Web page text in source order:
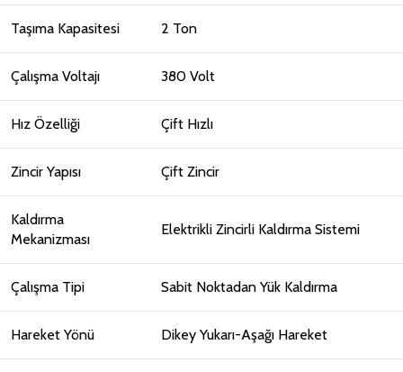
Taşıma Kapasitesi 2 Ton
Çalışma Voltajı 380 Volt
Hız Özelliği Çift Hızlı
Zincir Yapısı Çift Zincir
Kaldırma
Mekanizması
Elektrikli Zincirli Kaldırma Sistemi
Çalışma Tipi Sabit Noktadan Yük Kaldırma
Hareket Yönü Dikey Yukarı-Aşağı Hareket